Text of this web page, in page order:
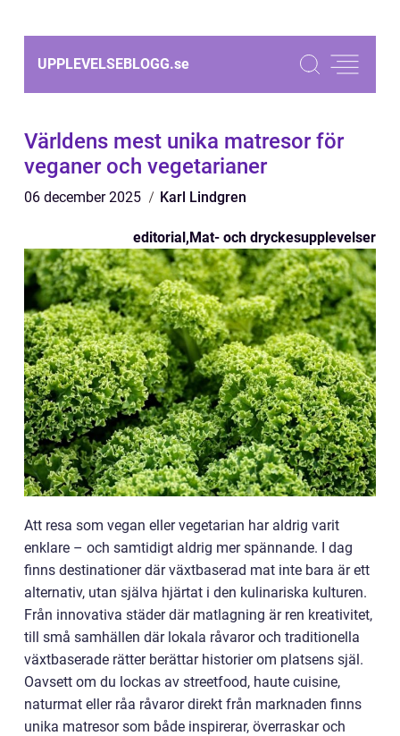
UPPLEVELSEBLOGG.se
Världens mest unika matresor för
veganer och vegetarianer
06 december 2025 Karl Lindgren
editorial,Mat- och dryckesupplevelser
Att resa som vegan eller vegetarian har aldrig varit
enklare – och samtidigt aldrig mer spännande. I dag
finns destinationer där växtbaserad mat inte bara är ett
alternativ, utan själva hjärtat i den kulinariska kulturen.
Från innovativa städer där matlagning är ren kreativitet,
till små samhällen där lokala råvaror och traditionella
växtbaserade rätter berättar historier om platsens själ.
Oavsett om du lockas av streetfood, haute cuisine,
naturmat eller råa råvaror direkt från marknaden finns
unika matresor som både inspirerar, överraskar och